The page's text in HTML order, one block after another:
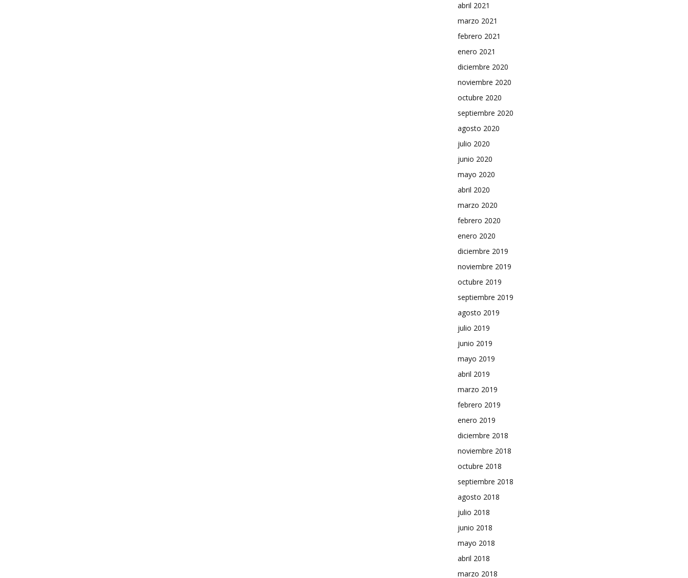
abril 2021
marzo 2021
febrero 2021
enero 2021
diciembre 2020
noviembre 2020
octubre 2020
septiembre 2020
agosto 2020
julio 2020
junio 2020
mayo 2020
abril 2020
marzo 2020
febrero 2020
enero 2020
diciembre 2019
noviembre 2019
octubre 2019
septiembre 2019
agosto 2019
julio 2019
junio 2019
mayo 2019
abril 2019
marzo 2019
febrero 2019
enero 2019
diciembre 2018
noviembre 2018
octubre 2018
septiembre 2018
agosto 2018
julio 2018
junio 2018
mayo 2018
abril 2018
marzo 2018